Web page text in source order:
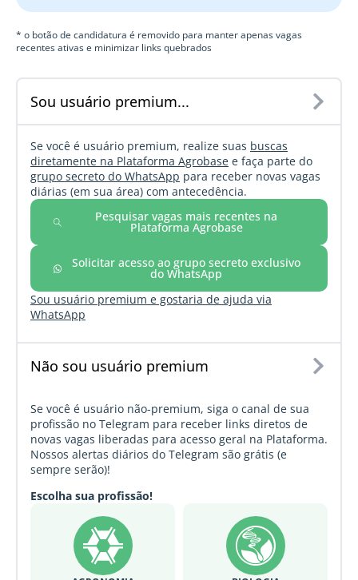
* o botão de candidatura é removido para manter apenas vagas
recentes ativas e minimizar links quebrados
Sou usuário premium...
Se você é usuário premium, realize suas buscas
diretamente na Plataforma Agrobase e faça parte do
grupo secreto do WhatsApp para receber novas vagas
diárias (em sua área) com antecedência.
Pesquisar vagas mais recentes na
Plataforma Agrobase
Solicitar acesso ao grupo secreto exclusivo
do WhatsApp
Sou usuário premium e gostaria de ajuda via
WhatsApp
Não sou usuário premium
Se você é usuário não-premium, siga o canal de sua
profissão no Telegram para receber links diretos de
novas vagas liberadas para acesso geral na Plataforma.
Nossos alertas diários do Telegram são grátis (e
sempre serão)!
Escolha sua profissão!